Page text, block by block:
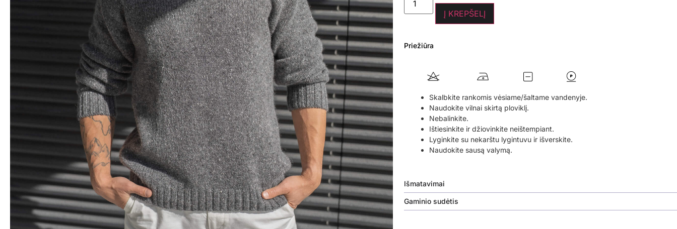
Į KREPŠELĮ
Priežiūra
Skalbkite rankomis vėsiame/šaltame vandenyje.
Naudokite vilnai skirtą ploviklį.
Nebalinkite.
Ištiesinkite ir džiovinkite neištempiant.
Lyginkite su nekarštu lygintuvu ir išverskite.
Naudokite sausą valymą.
Išmatavimai
Gaminio sudėtis